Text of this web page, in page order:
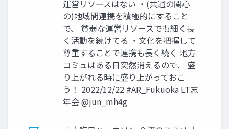
運営リソースはない ・(共通の関心
の)地域間連携を積極的にすること
で、 貧弱な運営リソースでも細く長
く活動を続けてる ・文化を把握して
尊重することで連携も長く続く 地方
コミュはある日突然消えるので、 盛
り上がれる時に盛り上がっておこ
う！ 2022/12/22 #AR_Fukuoka LT忘
年会 @jun_mh4g